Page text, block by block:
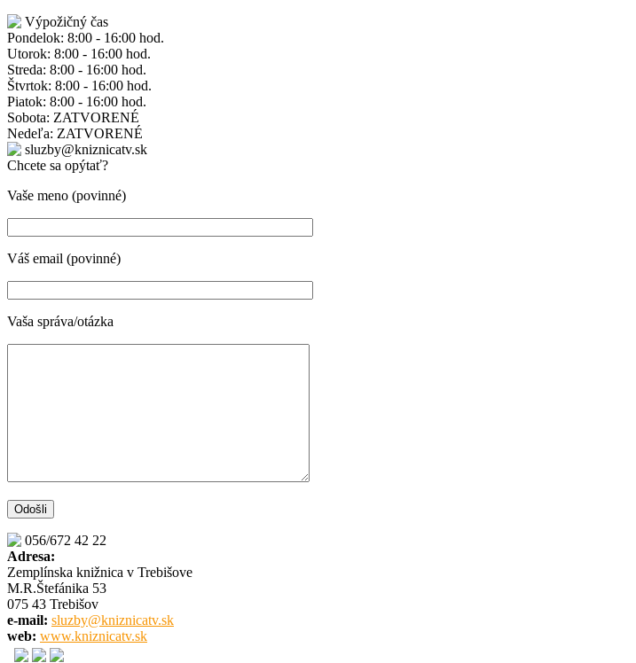
Výpožičný čas
Pondelok: 8:00 - 16:00 hod.
Utorok: 8:00 - 16:00 hod.
Streda: 8:00 - 16:00 hod.
Štvrtok: 8:00 - 16:00 hod.
Piatok: 8:00 - 16:00 hod.
Sobota: ZATVORENÉ
Nedeľa: ZATVORENÉ
sluzby@kniznicatv.sk
Chcete sa opýtať?
Vaše meno (povinné)
Váš email (povinné)
Vaša správa/otázka
056/672 42 22
Adresa:
Zemplínska knižnica v Trebišove
M.R.Štefánika 53
075 43 Trebišov
e-mail: sluzby@kniznicatv.sk
web: www.kniznicatv.sk